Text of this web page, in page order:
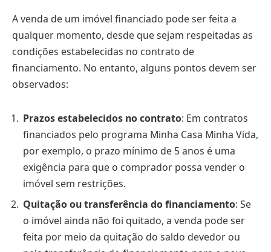
A venda de um imóvel financiado pode ser feita a
qualquer momento, desde que sejam respeitadas as
condições estabelecidas no contrato de
financiamento. No entanto, alguns pontos devem ser
observados:
Prazos estabelecidos no contrato: Em contratos
financiados pelo programa Minha Casa Minha Vida,
por exemplo, o prazo mínimo de 5 anos é uma
exigência para que o comprador possa vender o
imóvel sem restrições.
Quitação ou transferência do financiamento: Se
o imóvel ainda não foi quitado, a venda pode ser
feita por meio da quitação do saldo devedor ou